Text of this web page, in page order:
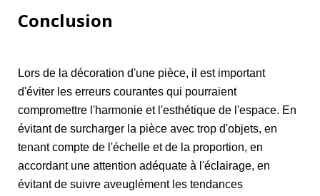
Conclusion
Lors de la décoration d'une pièce, il est important
d'éviter les erreurs courantes qui pourraient
compromettre l'harmonie et l'esthétique de l'espace. En
évitant de surcharger la pièce avec trop d'objets, en
tenant compte de l'échelle et de la proportion, en
accordant une attention adéquate à l'éclairage, en
évitant de suivre aveuglément les tendances